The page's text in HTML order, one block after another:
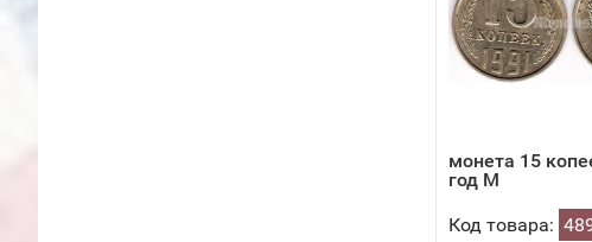
монета 15
год М
Код товара: